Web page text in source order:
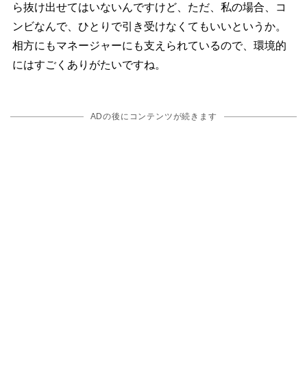
ら抜け出せてはいないんですけど、ただ、私の場合、コ
ンビなんで、ひとりで引き受けなくてもいいというか。
相方にもマネージャーにも支えられているので、環境的
にはすごくありがたいですね。
ADの後にコンテンツが続きます